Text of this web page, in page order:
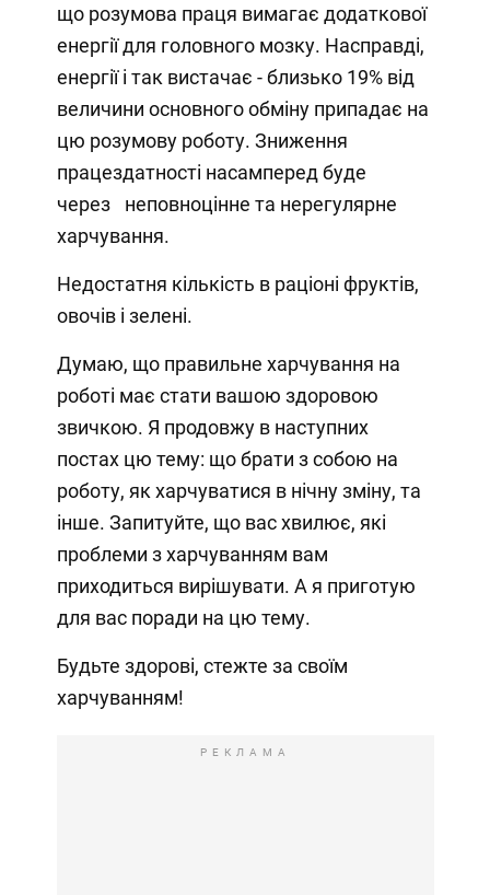
що розумова праця вимагає додаткової
енергії для головного мозку. Насправді,
енергії і так вистачає - близько 19% від
величини основного обміну припадає на
цю розумову роботу. Зниження
працездатності насамперед буде
через⠀неповноцінне та нерегулярне
харчування.⁣⁣⠀
Недостатня кількість в раціоні фруктів,
овочів і зелені.⁣⁣⠀
Думаю, що правильне харчування на
роботі має стати вашою здоровою
звичкою. Я продовжу в наступних
постах цю тему: що брати з собою на
роботу, як харчуватися в нічну зміну, та
інше. Запитуйте, що вас хвилює, які
проблеми з харчуванням вам
приходиться вирішувати. А я приготую
для вас поради на цю тему.⁣⁣⠀
Будьте здорові, стежте за своїм
харчуванням!
РЕКЛАМА